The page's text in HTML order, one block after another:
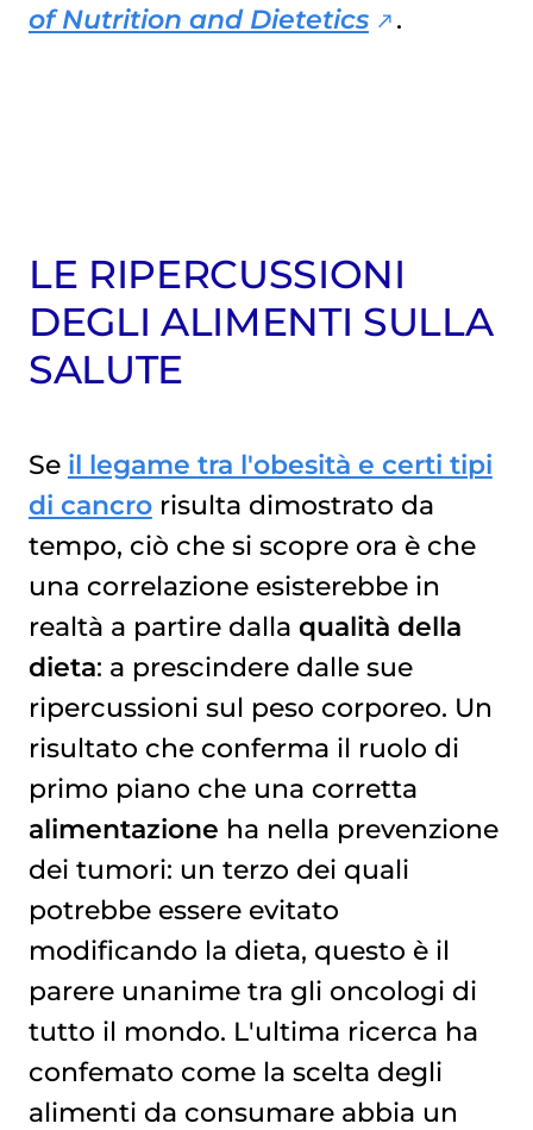
of Nutrition and Dietetics
.
LE RIPERCUSSIONI
DEGLI ALIMENTI SULLA
SALUTE
Se il legame tra l'obesità e certi tipi
di cancrorisulta dimostrato da
tempo, ciò che si scopre ora è che
una correlazione esisterebbe in
realtà a partire dalla qualità della
dieta: a prescindere dalle sue
ripercussioni sul peso corporeo. Un
risultato che conferma il ruolo di
primo piano che una corretta
alimentazione ha nella prevenzione
dei tumori: un terzo dei quali
potrebbe essere evitato
modificando la dieta, questo è il
parere unanime tra gli oncologi di
tutto il mondo. L'ultima ricerca ha
confemato come la scelta degli
alimenti da consumare abbia un